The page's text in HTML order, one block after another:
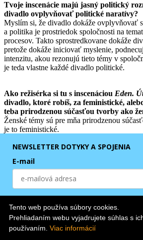
Tvoje inscenácie majú jasný politický
divadlo ovplyvňovať politické naratívy?
Myslím si, že divadlo dokáže ovplyvňovať
a politika je prostriedok spoločnosti na
procesov. Takto sprostredkovane dokáže
pretože dokáže iniciovať myslenie,
intenzitu, akou rezonujú tieto témy v
je teda vlastne každé divadlo politické.
Ako režisérka si tu s inscenáciou Eden.
divadlo, ktoré robíš, za feministické,
teba prirodzenou súčasťou tvorby ako
Ženské témy sú pre mňa prirodzenou
je to feministické.
sa veľmi silno
minulosť a prítomnosť. Ako ste s
Cvečkovou tvorili text a ako prebiehal
Vytipovali sme si v našom širšom okolí štyri
ženy, ktoré mali v období od ‘68 cez
roky dvadsať, tridsať rokov, a tým pádom
životnom období ako sme my, dnešné
podobné témy – kariéru, vzťahy, rodinu,
ďalej. Spomienky a názory týchto
Tento web používa súbory cookies.
Prehliadaním webu vyjadrujete súhlas s
používaním. Viac informácií
NEWSLETTER DOTYKY A SPOJENIA
E-mail
ODOBERAŤ